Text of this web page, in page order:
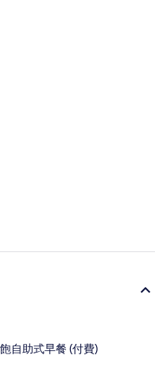
自助式早餐 (付費)